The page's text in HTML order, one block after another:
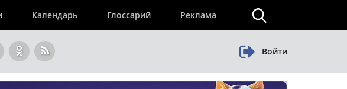
Календарь Глоссарий Реклама
Войти